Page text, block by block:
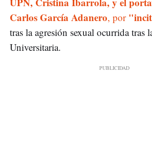
Carlos García Adanero, por
tras la agresión sexual ocurrida tras
Universitaria.